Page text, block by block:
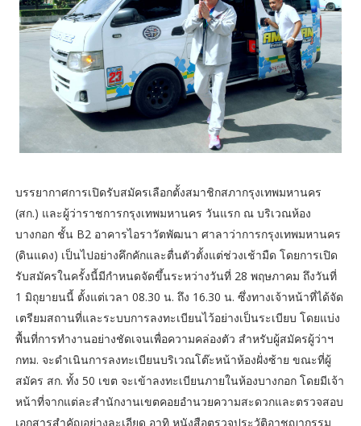
​บรรยากาศการเปิดรับสมัครเลือกตั้งสมาชิกสภากรุงเทพมหานคร
(สก.) และผู้ว่าราชการกรุงเทพมหานคร วันแรก ณ บริเวณห้อง
บางกอก ชั้น B2 อาคารไอราวัตพัฒนา ศาลาว่าการกรุงเทพมหานคร
(ดินแดง) เป็นไปอย่างคึกคักและตื่นตัวตั้งแต่ช่วงเช้ามืด โดยการเปิด
รับสมัครในครั้งนี้มีกำหนดจัดขึ้นระหว่างวันที่ 28 พฤษภาคม ถึงวันที่
1 มิถุยายนนี้ ตั้งแต่เวลา 08.30 น. ถึง 16.30 น. ซึ่งทางเจ้าหน้าที่ได้จัด
เตรียมสถานที่และระบบการลงทะเบียนไว้อย่างเป็นระเบียบ โดยแบ่ง
พื้นที่การทำงานอย่างชัดเจนเพื่อความคล่องตัว สำหรับผู้สมัครผู้ว่าฯ
กทม. จะดำเนินการลงทะเบียนบริเวณโต๊ะหน้าห้องฝั่งซ้าย ขณะที่ผู้
สมัคร สก. ทั้ง 50 เขต จะเข้าลงทะเบียนภายในห้องบางกอก โดยมีเจ้า
หน้าที่จากแต่ละสำนักงานเขตคอยอำนวยความสะดวกและตรวจสอบ
เอกสารสำคัญอย่างละเอียด อาทิ หนังสือตรวจประวัติอาชญากรรม